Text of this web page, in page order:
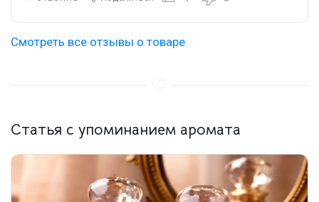
Смотреть все отзывы о товаре
Статья с упоминанием аромата